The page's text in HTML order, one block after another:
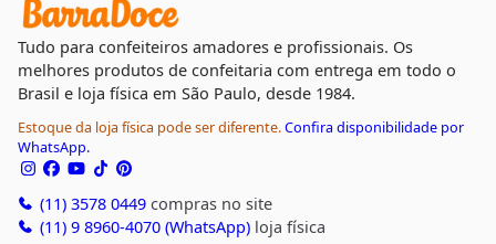
Tudo para confeiteiros amadores e profissionais. Os
melhores produtos de confeitaria com entrega em todo o
Brasil e loja física em São Paulo, desde 1984.
Estoque da loja física pode ser diferente.Confira disponibilidade por
WhatsApp.
(11) 3578 0449compras no site
(11) 9 8960-4070 (WhatsApp)loja física